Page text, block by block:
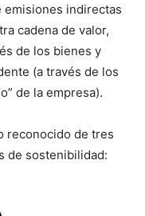
emisiones indirectas
cadena de valor,
de los bienes y
(a través de los
de la empresa).
reconocido de tres
de sostenibilidad: